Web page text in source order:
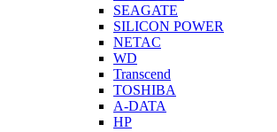
SEAGATE
SILICON POWER
NETAC
WD
Transcend
TOSHIBA
A-DATA
HP